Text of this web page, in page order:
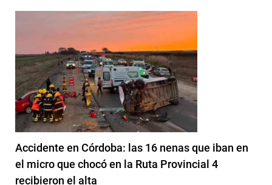
Accidente en Córdoba: las 16 nenas que iban en
el micro que chocó en la Ruta Provincial 4
recibieron el alta